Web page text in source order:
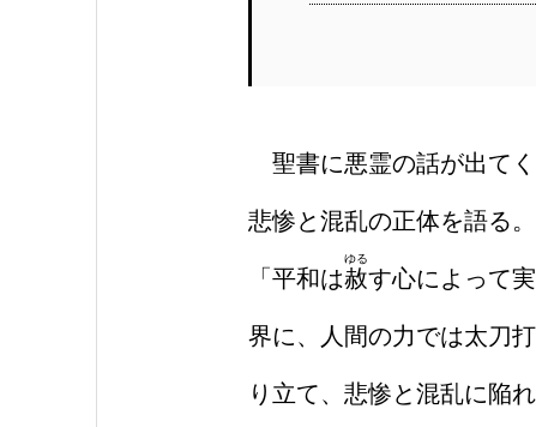
聖書に悪霊の話が出て
悲惨と混乱の正体を語る
「平和は赦
ゆる
す心によって
界に、人間の力では太刀
り立て、悲惨と混乱に陥